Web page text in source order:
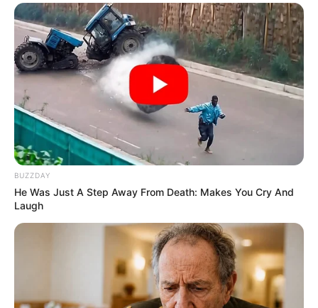
BUZZDAY
He Was Just A Step Away From Death: Makes You Cry And
Laugh